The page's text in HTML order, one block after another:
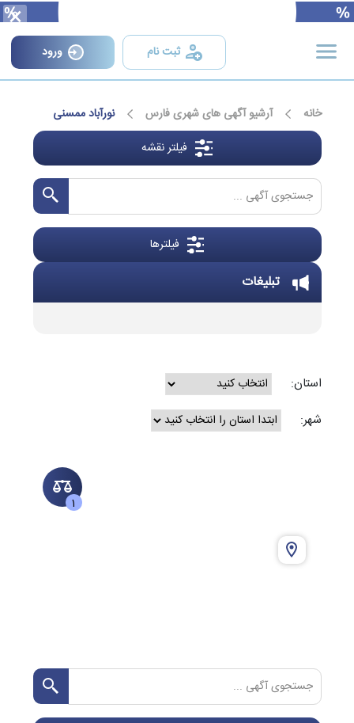
×
ثبت نام ورود
خانه آرشیو آگهی های شهری فارس
نورآباد ممسنی
فیلتر نقشه
فیلترها
تبلیغات
استان:
شهر:
1